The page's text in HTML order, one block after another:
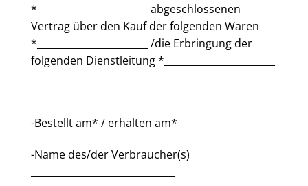
*_______________________ abgeschlossenen
Vertrag über den Kauf der folgenden Waren
*_______________________ /die Erbringung der
folgenden Dienstleitung *_______________________
-Bestellt am* / erhalten am*
-Name des/der Verbraucher(s)